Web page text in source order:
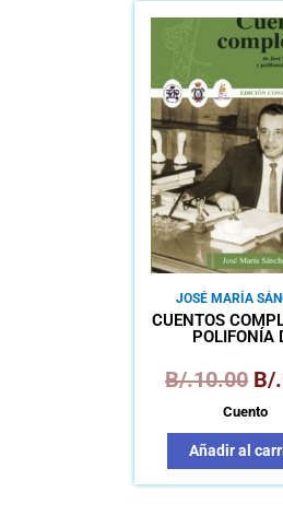
JOSÉ MARÍA
CUENTOS
POLIFONÍA
B/.10.00
El
B/
B/.
Cuento
Añadir al